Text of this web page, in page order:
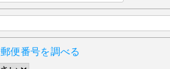
郵便番号を調べる